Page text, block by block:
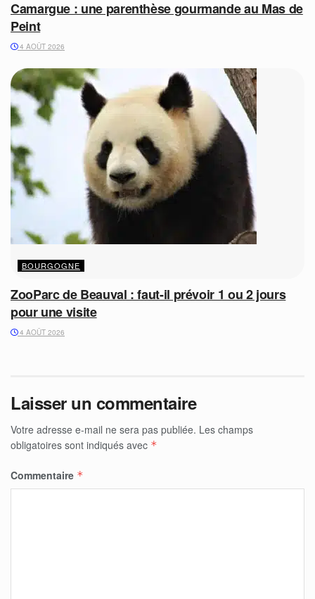
Camargue : une parenthèse gourmande au Mas de
Peint
4 AOÛT 2026
BOURGOGNE
ZooParc de Beauval : faut-il prévoir 1 ou 2 jours
pour une visite
4 AOÛT 2026
Laisser un commentaire
Votre adresse e-mail ne sera pas publiée. Les champs
obligatoires sont indiqués avec *
Commentaire *